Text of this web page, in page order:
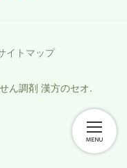
イトマップ
ん調剤 漢方のセオ.